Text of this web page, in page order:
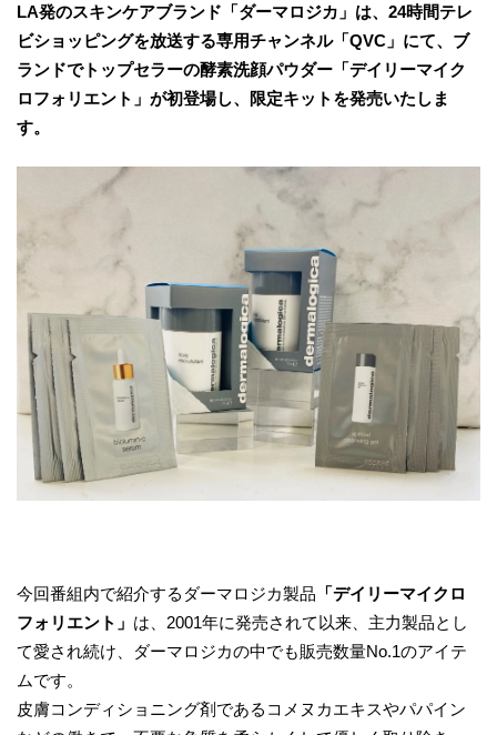
LA発のスキンケアブランド「ダーマロジカ」は、24時間テレ
ビショッピングを放送する専用チャンネル「QVC」にて、ブ
ランドでトップセラーの酵素洗顔パウダー「デイリーマイク
ロフォリエント」が初登場し、限定キットを発売いたしま
す。
今回番組内で紹介するダーマロジカ製品 「デイリーマイクロ
フォリエント」 は、2001年に発売されて以来、主力製品とし
て愛され続け、ダーマロジカの中でも販売数量No.1のアイテ
ムです。
皮膚コンディショニング剤であるコメヌカエキスやパパイン